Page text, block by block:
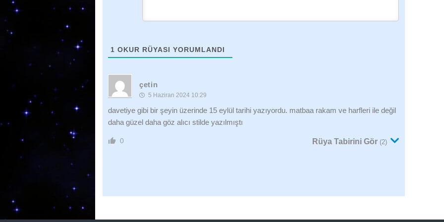
1 OKUR RÜYASI YORUMLANDI
çetin
5 Haziran 2024 10:29
davetiye gibi bir şeyin üzerinde 15 eylül tarihi yazıyordu. matbaa rakam ve harfleri ile değil
daha güzel daha göz alıcı stilde yazılmıştı
0 Rüya Tabirini Gör (2)